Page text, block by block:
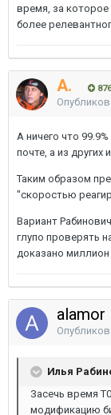
время, за которое
более
A. 876
А ничего что
почте, а из других
Таким образом
"скоростью
Вариант
глупо проверять
доказано миллион
alamor
Илья
Засечь время
модификацию